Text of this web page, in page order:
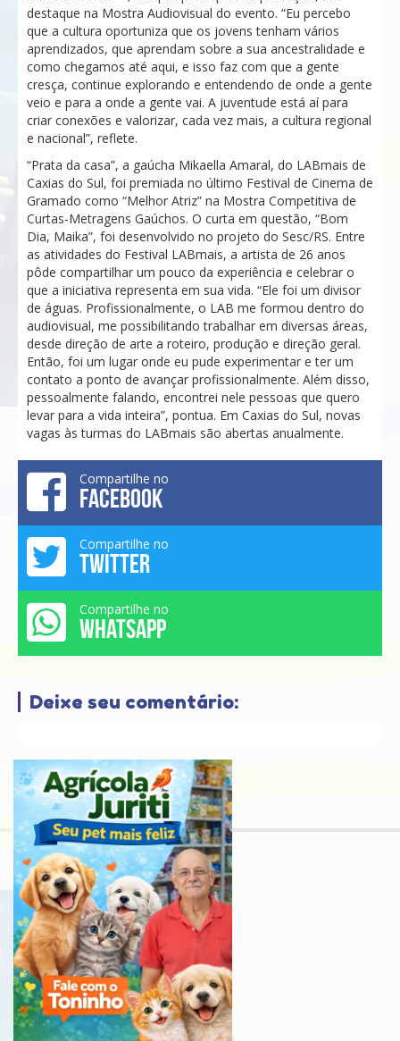
destaque na Mostra Audiovisual do evento. “Eu percebo
que a cultura oportuniza que os jovens tenham vários
aprendizados, que aprendam sobre a sua ancestralidade e
como chegamos até aqui, e isso faz com que a gente
cresça, continue explorando e entendendo de onde a gente
veio e para a onde a gente vai. A juventude está aí para
criar conexões e valorizar, cada vez mais, a cultura regional
e nacional”, reflete.
“Prata da casa”, a gaúcha Mikaella Amaral, do LABmais de
Caxias do Sul, foi premiada no último Festival de Cinema de
Gramado como “Melhor Atriz” na Mostra Competitiva de
Curtas-Metragens Gaúchos. O curta em questão, “Bom
Dia, Maika”, foi desenvolvido no projeto do Sesc/RS. Entre
as atividades do Festival LABmais, a artista de 26 anos
pôde compartilhar um pouco da experiência e celebrar o
que a iniciativa representa em sua vida. “Ele foi um divisor
de águas. Profissionalmente, o LAB me formou dentro do
audiovisual, me possibilitando trabalhar em diversas áreas,
desde direção de arte a roteiro, produção e direção geral.
Então, foi um lugar onde eu pude experimentar e ter um
contato a ponto de avançar profissionalmente. Além disso,
pessoalmente falando, encontrei nele pessoas que quero
levar para a vida inteira”, pontua. Em Caxias do Sul, novas
vagas às turmas do LABmais são abertas anualmente.
Compartilhe no
FACEBOOK
Compartilhe no
TWITTER
Compartilhe no
WHATSAPP
Deixe seu comentário: